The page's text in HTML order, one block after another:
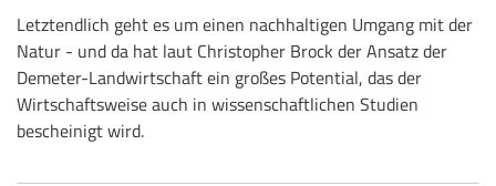
Letztendlich geht es um einen nachhaltigen Umgang mit der
Natur - und da hat laut Christopher Brock der Ansatz der
Demeter-Landwirtschaft ein großes Potential, das der
Wirtschaftsweise auch in wissenschaftlichen Studien
bescheinigt wird.